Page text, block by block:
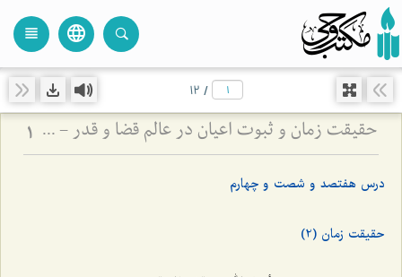
language
view_headline
/
12
حقیقت زمان و ثبوت اعیان در عالم قضا و قدر - تبیین نسبت میان حرکت دهری و تحقق خارجی موجودات 1
درس هفتصد و شصت و چهارم
حقیقت زمان (2)